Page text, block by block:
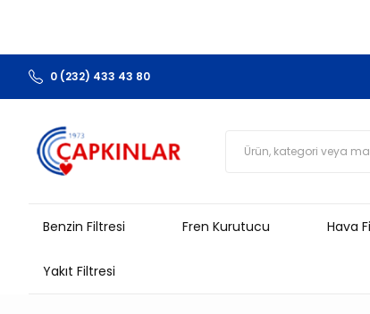
0 (232) 433 43 80
Benzin Filtresi Fren Kurutucu Hava
Yakıt Filtresi